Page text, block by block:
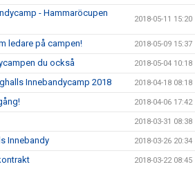
- Hammaröcupen
2018-05-11 15:20
ledare på campen! 2018-05-09 15:37
du också 2018-05-04 10:18
Innebandycamp 2018 2018-04-18 08:18
2018-04-06 17:42
2018-03-31 08:38
Innebandy 2018-03-26 20:34
2018-03-22 08:45